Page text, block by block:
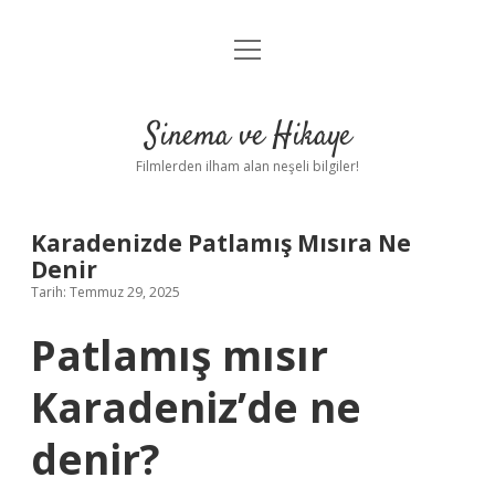
Gizlilik Politikası
Yasal Uyarı
menüyü
Sinema ve Hikaye
Filmlerden ilham alan neşeli bilgiler!
Karadenizde Patlamış Mısıra Ne
Denir
Tarih: Temmuz 29, 2025
Patlamış mısır
Karadeniz’de ne
denir?